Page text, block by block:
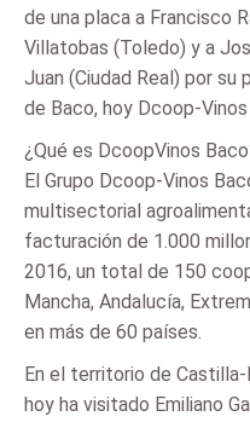
de una placa a Francisco
Villatobas (Toledo) y a
Juan (Ciudad Real) por
de Baco, hoy Dcoop-
¿Qué es DcoopVinos
El Grupo Dcoop-Vinos
multisectorial
facturación de 1.000
2016, un total de 150
Mancha, Andalucía,
en más de 60 países.
En el territorio de
hoy ha visitado Emiliano